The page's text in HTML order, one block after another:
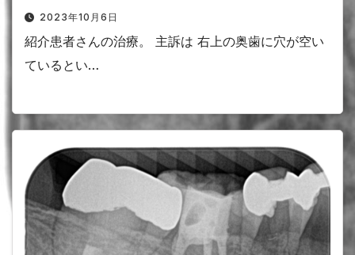
Perforation Repair
2023年10月6日
紹介患者さんの治療。 主訴は 右上の奥歯に穴が空い
ているとい…